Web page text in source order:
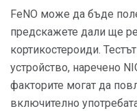
FeNO може да бъде
предскажете дали ще
кортикостероиди.
устройство, наречено
факторите могат да
включително